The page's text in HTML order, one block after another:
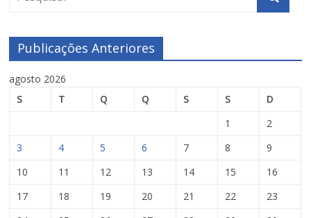
Publicações Anteriores
agosto 2026
S
T Q Q S S
D
1
2
3
4 5 6 7 8
9
10
11 12 13 14 15
16
17
18 19 20 21 22
23